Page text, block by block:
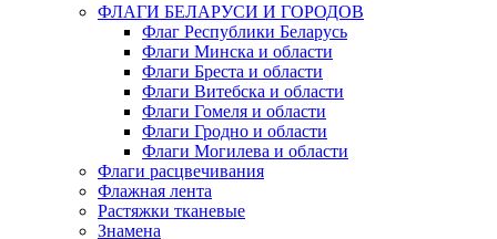
ФЛАГИ БЕЛАРУСИ И ГОРОДОВ
Флаг Республики Беларусь
Флаги Минска и области
Флаги Бреста и области
Флаги Витебска и области
Флаги Гомеля и области
Флаги Гродно и области
Флаги Могилева и области
Флаги расцвечивания
Флажная лента
Растяжки тканевые
Знамена